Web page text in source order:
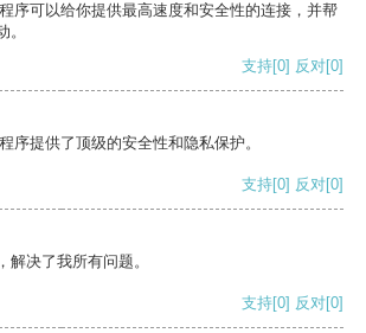
序可以给你提供最高速度和安全性的连接，并帮
支持[0] 反对[0]
序提供了顶级的安全性和隐私保护。
支持[0] 反对[0]
解决了我所有问题。
支持[0] 反对[0]